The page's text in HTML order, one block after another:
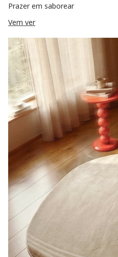
Prazer em saborear
Vem ver